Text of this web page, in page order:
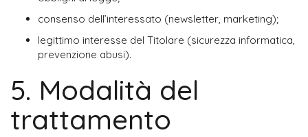
consenso dell’interessato (newsletter, marketing);
legittimo interesse del Titolare (sicurezza informatica,
prevenzione abusi).
5. Modalità del
trattamento